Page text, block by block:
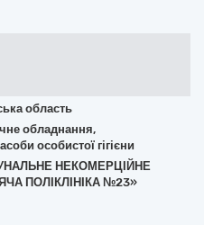
область
обладнання,
особистої гігієни
НЕКОМЕРЦІЙНЕ
ПОЛІКЛІНІКА №23»